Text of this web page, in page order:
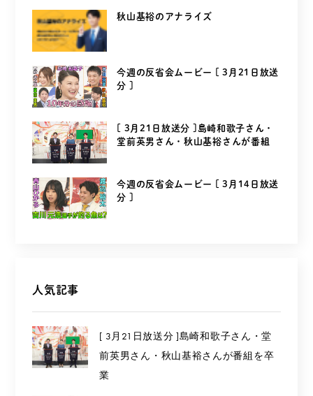
秋山基裕のアナライズ
今週の反省会ムービー [ 3月21日放送
分 ]
[ 3月21日放送分 ]島崎和歌子さん・
堂前英男さん・秋山基裕さんが番組
今週の反省会ムービー [ 3月14日放送
分 ]
人気記事
[ 3月21日放送分 ]島崎和歌子さん・堂
前英男さん・秋山基裕さんが番組を卒
業